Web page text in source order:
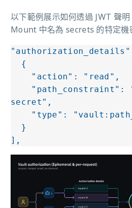
以下範例展示如何透過 JWT 聲
Mount 中名為 secrets 的特定機
secret",
],